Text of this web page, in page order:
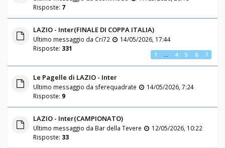
Risposte: 7
LAZIO - Inter(FINALE DI COPPA ITALIA)
Ultimo messaggio da Cri72
14/05/2026, 17:44
Risposte: 331
1 … 4 5 6 7
Le Pagelle di LAZIO - Inter
Ultimo messaggio da sferequadrate
14/05/2026, 7:24
Risposte: 9
LAZIO - Inter(CAMPIONATO)
Ultimo messaggio da Bar della Tevere
12/05/2026, 10:22
Risposte: 33